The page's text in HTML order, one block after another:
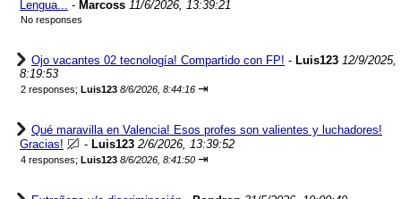
Lengua... - Marcoss 11/6/2026, 13:39:21
No responses
Ojo vacantes 02 tecnología! Compartido con FP! - Luis123 12/9/2025,
8:19:53
2 responses; Luis123 8/6/2026, 8:44:16 ⇥
Qué maravilla en Valencia! Esos profes son valientes y luchadores!
Gracias!
- Luis123 2/6/2026, 13:39:52
4 responses; Luis123 8/6/2026, 8:41:50 ⇥